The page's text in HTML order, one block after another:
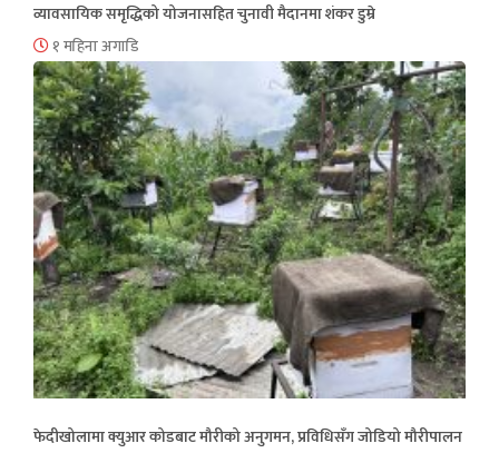
व्यावसायिक समृद्धिको योजनासहित चुनावी मैदानमा शंकर डुम्रे
१ महिना अगाडि
फेदीखोलामा क्युआर कोडबाट मौरीको अनुगमन, प्रविधिसँग जोडियो मौरीपालन